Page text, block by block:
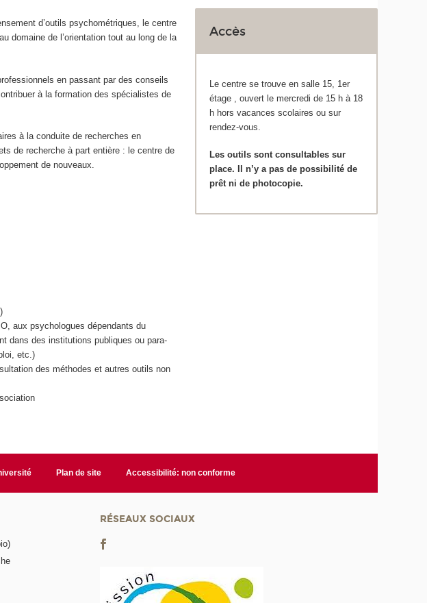
d’outils psychométriques, le centre
domaine de l’orientation tout au long de la
en passant par des conseils
à la formation des spécialistes de
à la conduite de recherches en
de recherche à part entière : le centre de
de nouveaux.
aux psychologues dépendants du
dans des institutions publiques ou para-
etc.)
des méthodes et autres outils non
Accès
Le centre se trouve en salle 15, 1er
étage , ouvert le mercredi de 15 h à 18
h hors vacances scolaires ou sur
rendez-vous.
Les outils sont consultables sur
place. Il n’y a pas de possibilité de
prêt ni de photocopie.
Plan de site Accessibilité: non conforme
RÉSEAUX SOCIAUX